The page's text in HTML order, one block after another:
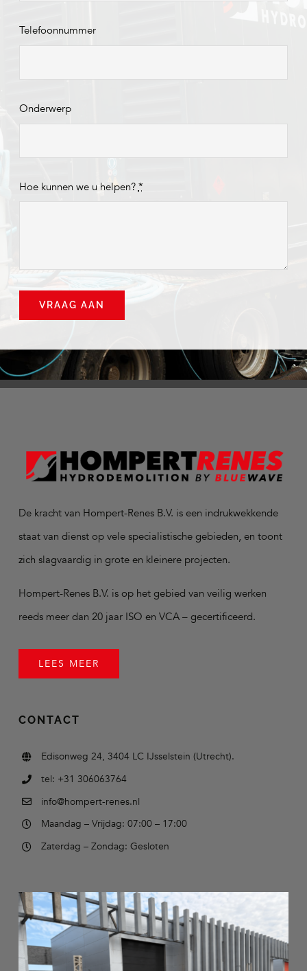
Telefoonnummer
Onderwerp
Hoe kunnen we u helpen? *
VRAAG AAN
De kracht van Hompert-Renes B.V. is een indrukwekkende
staat van dienst op vele specialistische gebieden, en toont
zich slagvaardig in grote en kleinere projecten.
Hompert-Renes B.V. is op het gebied van veilig werken
reeds meer dan 20 jaar ISO en VCA – gecertificeerd.
LEES MEER
CONTACT
Edisonweg 24, 3404 LC IJsselstein (Utrecht).
tel: +31 306063764
info@hompert-renes.nl
Maandag – Vrijdag: 07:00 – 17:00
Zaterdag – Zondag: Gesloten